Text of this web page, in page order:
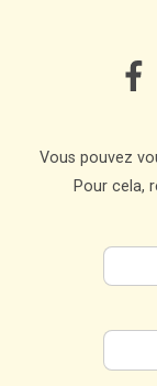
Vous pouvez
Pour cela,